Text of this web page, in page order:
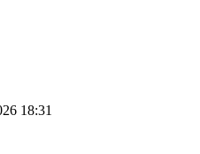
18:31